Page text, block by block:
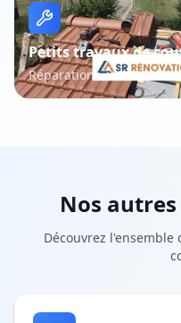
Petits travaux de
Réparations et entretien
Nos
Découvrez